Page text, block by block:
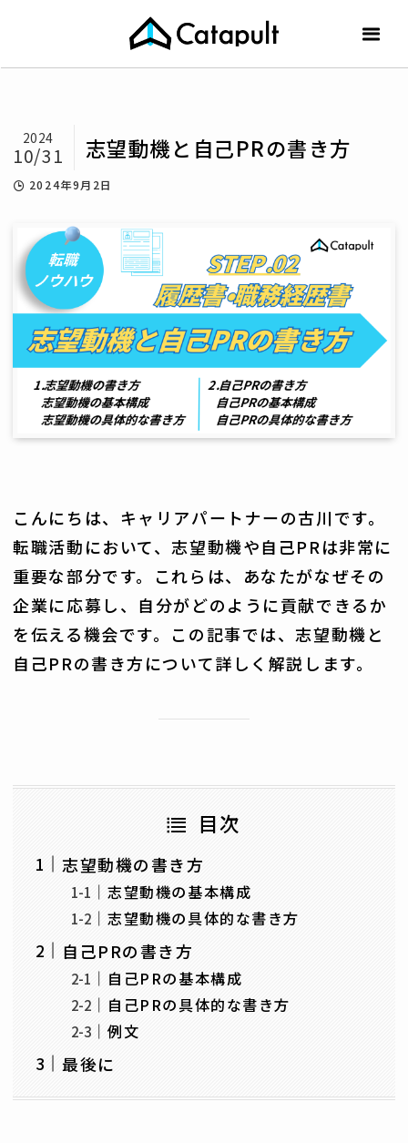
志望動機と自己PRの書き方
2024
10/31
2024年9月2日
こんにちは、キャリアパートナーの古川です。
転職活動において、志望動機や自己PRは非常に
重要な部分です。これらは、あなたがなぜその
企業に応募し、自分がどのように貢献できるか
を伝える機会です。この記事では、志望動機と
自己PRの書き方について詳しく解説します。
目次
志望動機の書き方
志望動機の基本構成
志望動機の具体的な書き方
自己PRの書き方
自己PRの基本構成
自己PRの具体的な書き方
例文
最後に